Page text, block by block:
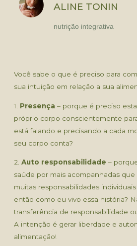
ALINE TONIN
nutrição integrativa
Você sabe o que é preciso para
sua intuição em relação a sua
1. Presença – porque é preciso
próprio corpo conscientemente
está falando e precisando a cada
seu corpo conta?
2. Auto responsabilidade –
saúde por mais acompanhadas que
muitas responsabilidades
então como eu vivo essa história?
transferência de responsabilidade
A intenção é gerar liberdade e
alimentação!